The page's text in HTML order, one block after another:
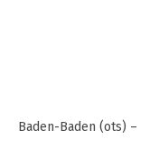
Baden-Baden (ots) –